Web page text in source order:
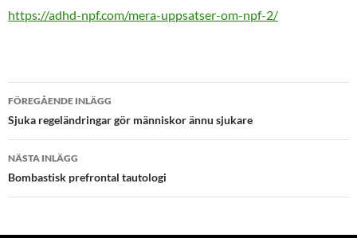
https://adhd-npf.com/mera-uppsatser-om-npf-2/
Inläggsnavigering
FÖREGÅENDE INLÄGG
Sjuka regeländringar gör människor ännu sjukare
NÄSTA INLÄGG
Bombastisk prefrontal tautologi